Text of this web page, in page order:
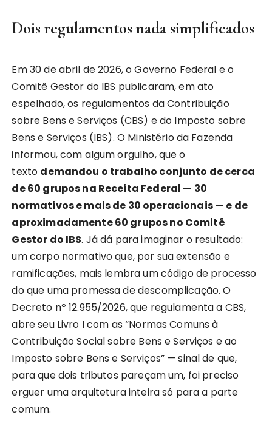
Dois regulamentos nada simplificados
Em 30 de abril de 2026, o Governo Federal e o
Comitê Gestor do IBS publicaram, em ato
espelhado, os regulamentos da Contribuição
sobre Bens e Serviços (CBS) e do Imposto sobre
Bens e Serviços (IBS). O Ministério da Fazenda
informou, com algum orgulho, que o
texto demandou o trabalho conjunto de cerca
de 60 grupos na Receita Federal — 30
normativos e mais de 30 operacionais — e de
aproximadamente 60 grupos no Comitê
Gestor do IBS. Já dá para imaginar o resultado:
um corpo normativo que, por sua extensão e
ramificações, mais lembra um código de processo
do que uma promessa de descomplicação. O
Decreto nº 12.955/2026, que regulamenta a CBS,
abre seu Livro I com as “Normas Comuns à
Contribuição Social sobre Bens e Serviços e ao
Imposto sobre Bens e Serviços” — sinal de que,
para que dois tributos pareçam um, foi preciso
erguer uma arquitetura inteira só para a parte
comum.